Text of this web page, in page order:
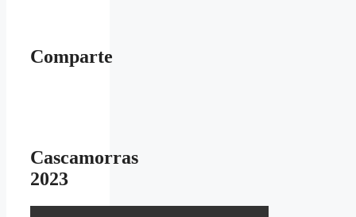
Comparte
Cascamorras
2023